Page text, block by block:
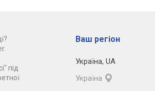
під
Ваш регіон
Україна, UA
Україна